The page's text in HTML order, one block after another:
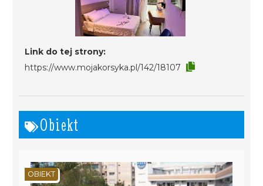
Link do tej strony:
https://www.mojakorsyka.pl/142/18107
Obiekt
OBIEKT